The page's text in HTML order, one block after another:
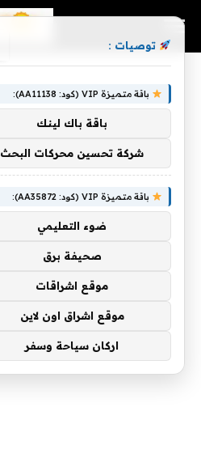
توصيات :
باقة متميزة VIP (كود: AA11138):
باقة باك لينك
شركة تحسين محركات البحث
باقة متميزة VIP (كود: AA35872):
ضوء التعليمي
صحيفة برق
موقع اشراقات
موقع اشراق اون لاين
اركان سياحة وسفر